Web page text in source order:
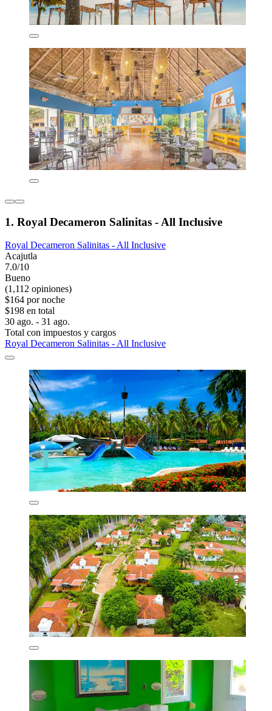
1. Royal Decameron Salinitas - All Inclusive
Royal Decameron Salinitas - All Inclusive
Acajutla
7.0/10
Bueno
(1,112 opiniones)
$164 por noche
$198 en total
30 ago. - 31 ago.
Total con impuestos y cargos
Royal Decameron Salinitas - All Inclusive